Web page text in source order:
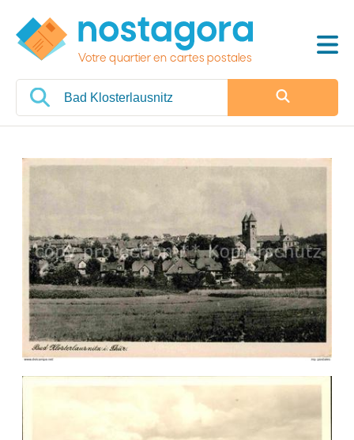
Votre quartier en cartes postales